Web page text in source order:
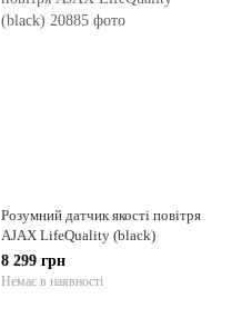
Розумний датчик якості повітря
AJAX LifeQuality (black)
8 299 грн
Немає в наявності